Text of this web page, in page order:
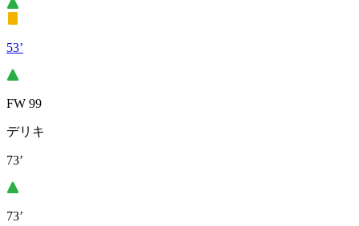
53’
FW 99
デリキ
73’
73’